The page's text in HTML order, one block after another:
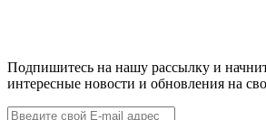
Подпишитесь на нашу рассылку и
интересные новости и обновления на